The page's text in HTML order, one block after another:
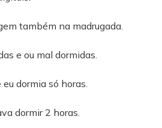
também na madrugada.
e ou mal dormidas.
dormia só horas.
dormir 2 horas.